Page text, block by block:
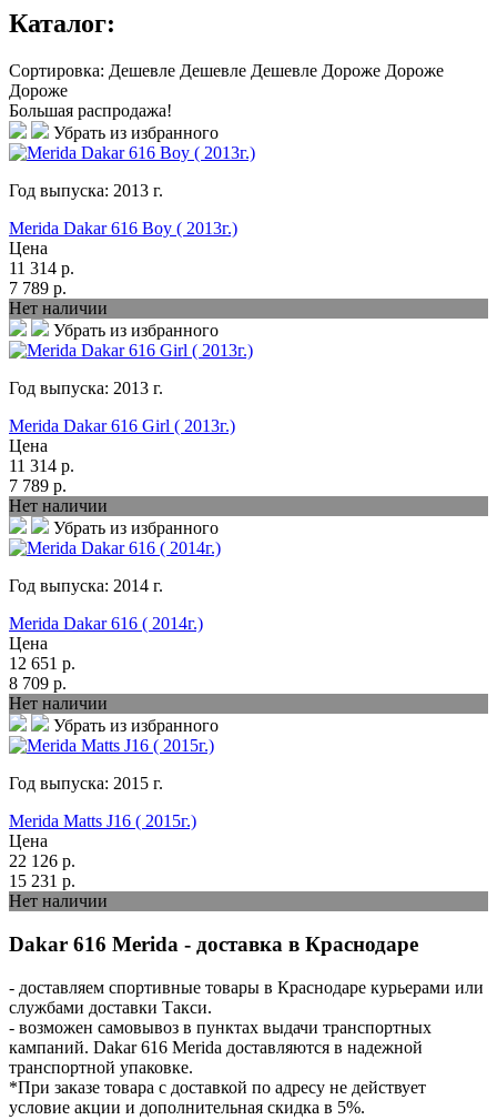
Каталог:
Сортировка: Дешевле Дешевле Дешевле Дороже Дороже
Дороже
Большая распродажа!
Убрать из избранного
Год выпуска: 2013 г.
Merida Dakar 616 Boy ( 2013г.)
Цена
11 314 р.
7 789 р.
Нет наличии
Убрать из избранного
Год выпуска: 2013 г.
Merida Dakar 616 Girl ( 2013г.)
Цена
11 314 р.
7 789 р.
Нет наличии
Убрать из избранного
Год выпуска: 2014 г.
Merida Dakar 616 ( 2014г.)
Цена
12 651 р.
8 709 р.
Нет наличии
Убрать из избранного
Год выпуска: 2015 г.
Merida Matts J16 ( 2015г.)
Цена
22 126 р.
15 231 р.
Нет наличии
Dakar 616 Merida - доставка в Краснодаре
- доставляем спортивные товары в Краснодаре курьерами или
службами доставки Такси.
- возможен самовывоз в пунктах выдачи транспортных
кампаний. Dakar 616 Merida доставляются в надежной
транспортной упаковке.
*При заказе товара с доставкой по адресу не действует
условие акции и дополнительная скидка в 5%.